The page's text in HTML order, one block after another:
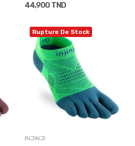
44,900 TND
Rupture De Stock
INJINJI